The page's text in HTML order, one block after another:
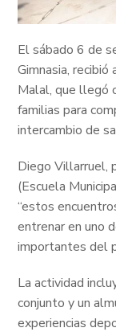
El sábado 6 de
Gimnasia,
Malal, que llegó
familias para
intercambio de
Diego Villarruel,
(Escuela
“estos
entrenar en uno
importantes del
La actividad
conjunto y un
experiencias